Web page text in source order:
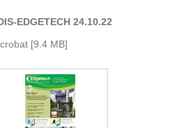
EDGETECH 24.10.22
[9.4 MB]